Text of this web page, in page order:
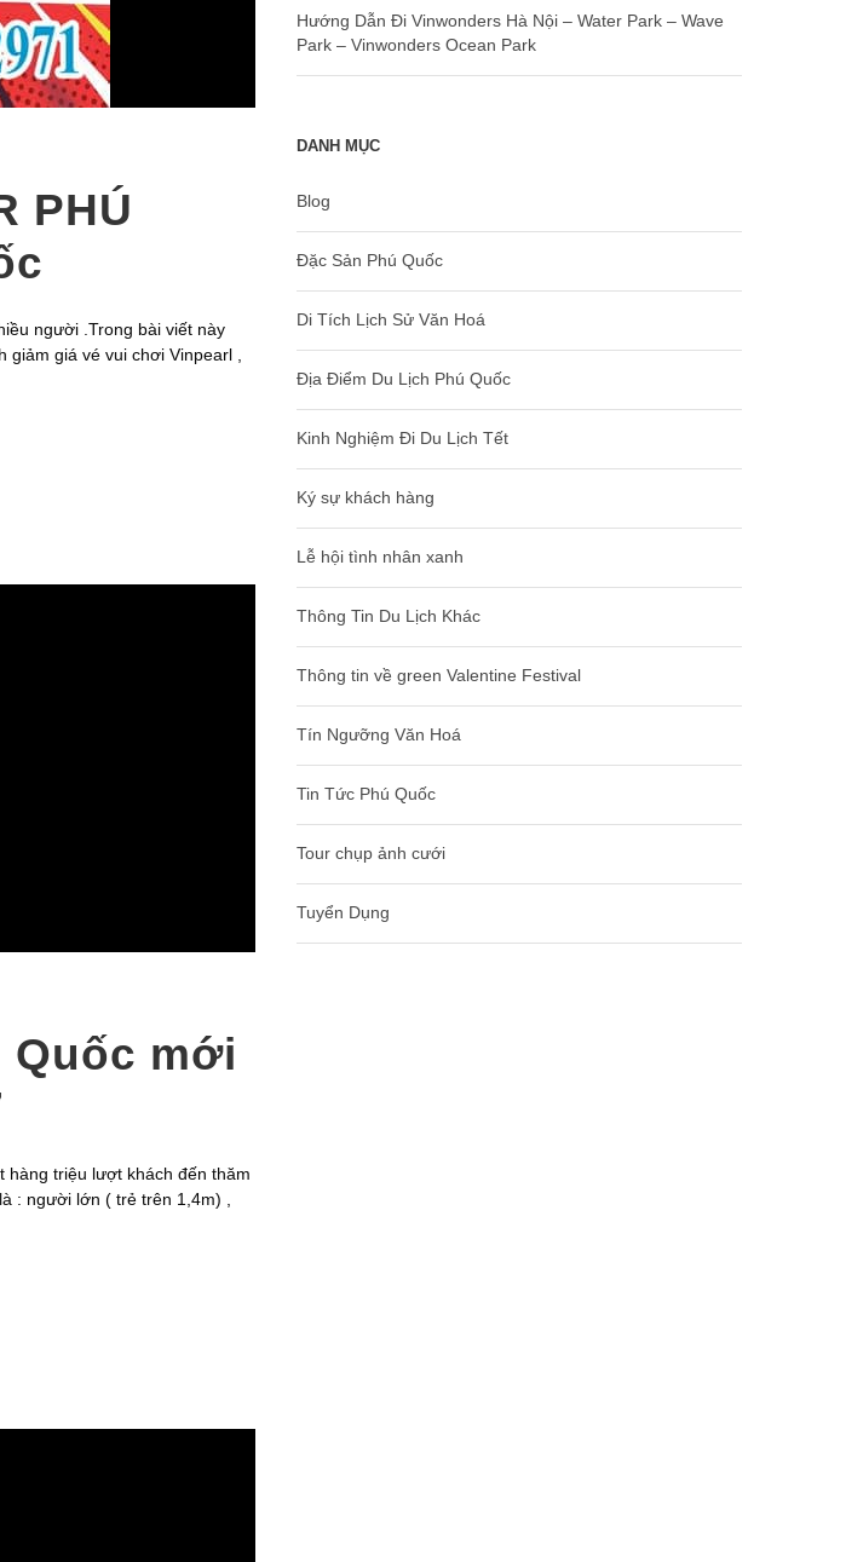
PHÚ
người .Trong bài viết này
giá vé vui chơi Vinpearl ,
Quốc mới
hàng triệu lượt khách đến thăm
: người lớn ( trẻ trên 1,4m) ,
Hướng Dẫn Đi Vinwonders Hà Nội – Water Park – Wave
Park – Vinwonders Ocean Park
DANH MỤC
Blog
Đặc Sản Phú Quốc
Di Tích Lịch Sử Văn Hoá
Địa Điểm Du Lịch Phú Quốc
Kinh Nghiệm Đi Du Lịch Tết
Ký sự khách hàng
Lễ hội tình nhân xanh
Thông Tin Du Lịch Khác
Thông tin về green Valentine Festival
Tín Ngưỡng Văn Hoá
Tin Tức Phú Quốc
Tour chụp ảnh cưới
Tuyển Dụng